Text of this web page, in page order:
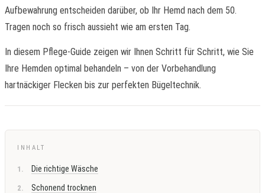
Aufbewahrung entscheiden darüber, ob Ihr Hemd nach dem 50.
Tragen noch so frisch aussieht wie am ersten Tag.
In diesem Pflege-Guide zeigen wir Ihnen Schritt für Schritt, wie Sie
Ihre Hemden optimal behandeln – von der Vorbehandlung
hartnäckiger Flecken bis zur perfekten Bügeltechnik.
INHALT
Die richtige Wäsche
Schonend trocknen